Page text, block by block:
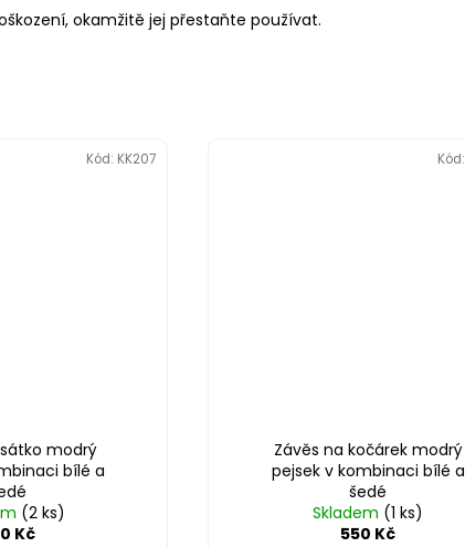
okamžitě jej přestaňte používat.
modrý
bílé a
(2 ks)
Kč
Kód: KK207
Závěs na kočárek modrý
pejsek v kombinaci bílé a
šedé
Skladem (1 ks)
550 Kč
Kód: